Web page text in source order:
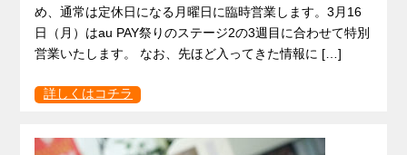
め、通常は定休日になる月曜日に臨時営業します。3月16
日（月）はau PAY祭りのステージ2の3週目に合わせて特別
営業いたします。 なお、先ほど入ってきた情報に […]
詳しくはコチラ